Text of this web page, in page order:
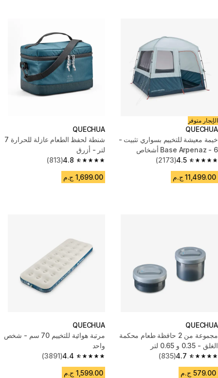
الإيجار متوفر
QUECHUA
خيمة معيشة للتخييم بسواري تثبيت -
Base Arpenaz - 6 أشخاص
4.5
4.5 out of 5 stars from 2173 reviews
(2173)
11,499.00 ج.م
QUECHUA
شنطة لحفظ الطعام عازلة للحرارة 7
لتر - أزرق
4.8
4.8 out of 5 stars from 813 reviews
(813)
1,699.00 ج.م
QUECHUA
مجموعة من 2 حافظة طعام محكمة
الغلق - 0.35 و 0.65 لتر
4.7
4.7 out of 5 stars from 835 reviews
(835)
579.00 ج.م
QUECHUA
مرتبة هوائية للتخييم 70 سم - شخص
واحد
4.4
4.4 out of 5 stars from 3891 reviews
(3891)
1,599.00 ج.م